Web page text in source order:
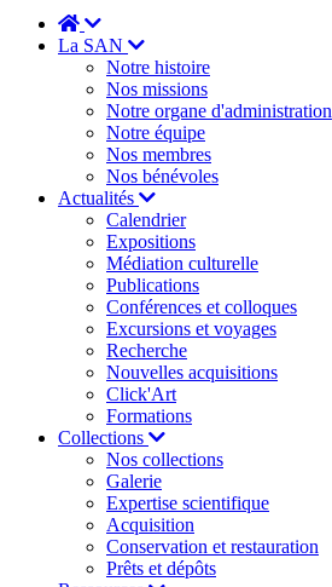
La SAN
Notre histoire
Nos missions
Notre organe d'administration
Notre équipe
Nos membres
Nos bénévoles
Actualités
Calendrier
Expositions
Médiation culturelle
Publications
Conférences et colloques
Excursions et voyages
Recherche
Nouvelles acquisitions
Click'Art
Formations
Collections
Nos collections
Galerie
Expertise scientifique
Acquisition
Conservation et restauration
Prêts et dépôts